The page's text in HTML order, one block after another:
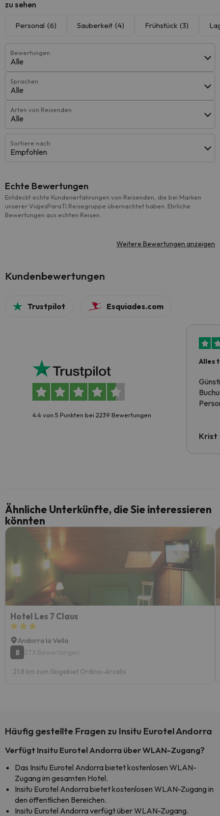
zu sehen
Personal (6) Sauberkeit (4) Frühstück (3)
Bewertungen
Alle
Sprachen
Alle
Arten von Reisenden
Alle
Sortiere nach:
Empfohlen
Echte Bewertungen
Entdeckt echte Kundenerfahrungen von Reisenden, die bei Marken
unserer ViajesParaTi Reisegruppe übernachtet haben. Ehrliche
Bewertungen aus echten Reisen.
Weitere Bewertungen anzeigen
Kundenbewertungen
Trustpilot Esquiades.com
4.4 von 5 Punkten bei 2239 Bewertungen
Alles
Krist
Ähnliche Unterkünfte, die Sie interessieren
könnten
Hotel Les 7 Claus
Andorra la Vella
8
273 Bewertungen
21.8 km zum Skigebiet Ordino-Arcalís
Häufig gestellte Fragen zu Insitu Eurotel Andorra
Verfügt Insitu Eurotel Andorra über WLAN-Zugang?
Das Insitu Eurotel Andorra bietet kostenlosen WLAN-
Zugang im gesamten Hotel.
Insitu Eurotel Andorra bietet kostenlosen WLAN-Zugang in
den öffentlichen Bereichen.
Insitu Eurotel Andorra verfügt über WLAN-Zugang.